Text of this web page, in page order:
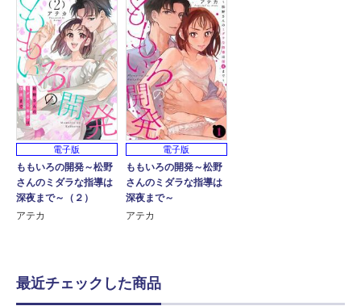
電子版
ももいろの開発～松野
さんのミダラな指導は
深夜まで～（２）
アテカ
電子版
ももいろの開発～松野
さんのミダラな指導は
深夜まで～
アテカ
最近チェックした商品